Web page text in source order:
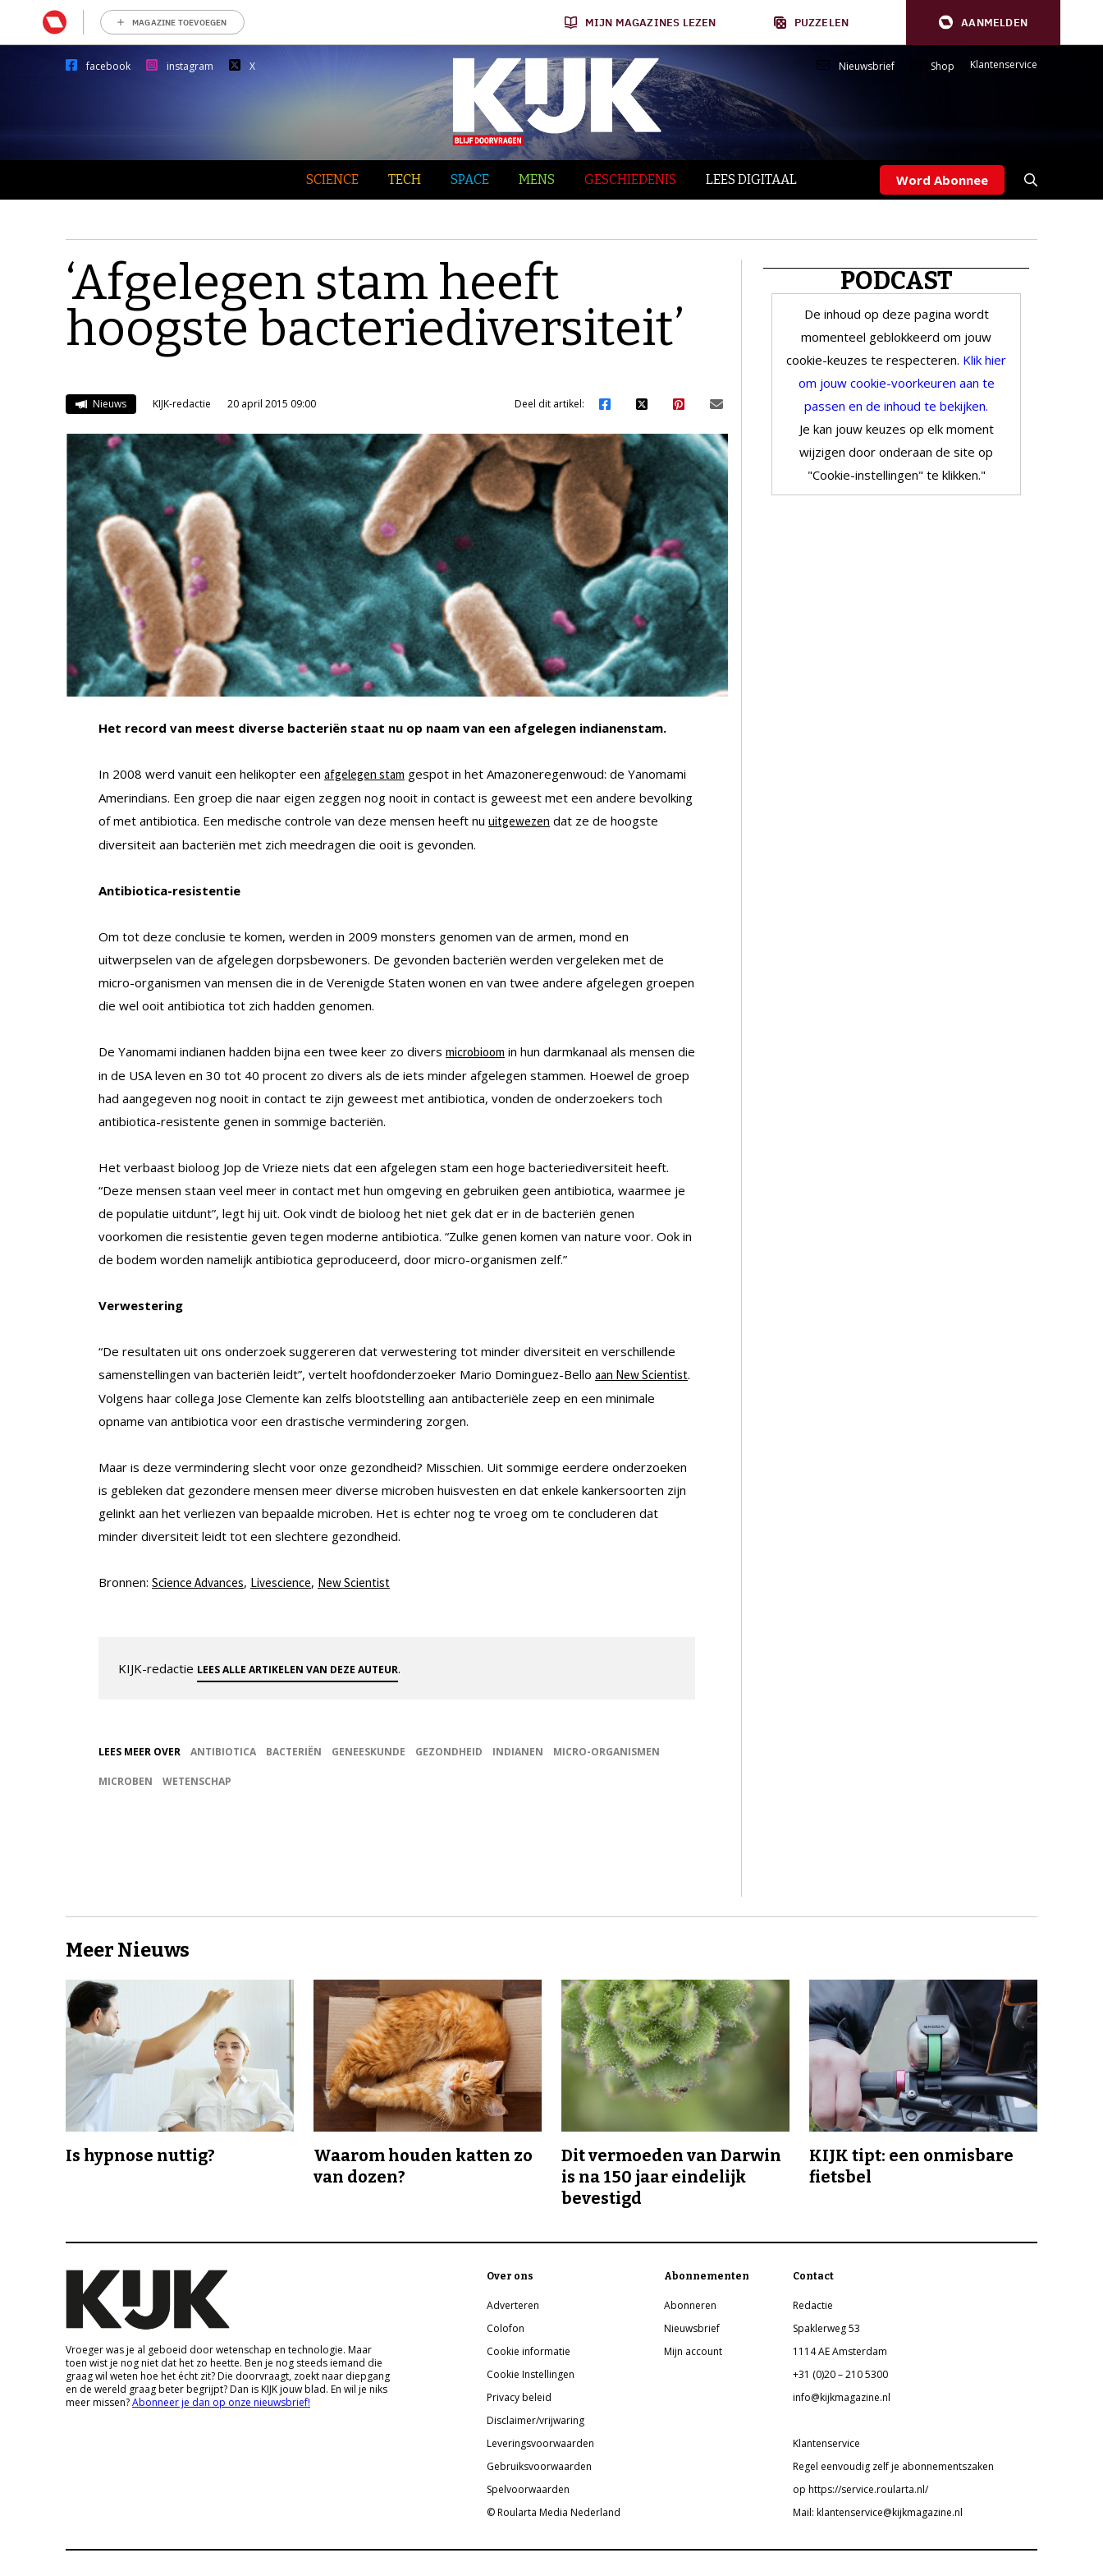
MAGAZINE TOEVOEGEN MIJN MAGAZINES LEZEN PUZZELEN AANMELDEN
facebook instagram X Nieuwsbrief Shop Klantenservice
SCIENCE TECH SPACE MENS GESCHIEDENIS LEES DIGITAAL Word Abonnee
‘Afgelegen stam heeft
hoogste bacteriediversiteit’
Nieuws KIJK-redactie 20 april 2015 09:00 Deel dit artikel:
Het record van meest diverse bacteriën staat nu op naam van een afgelegen indianenstam.
In 2008 werd vanuit een helikopter een afgelegen stam gespot in het Amazoneregenwoud: de Yanomami
Amerindians. Een groep die naar eigen zeggen nog nooit in contact is geweest met een andere bevolking
of met antibiotica. Een medische controle van deze mensen heeft nu uitgewezen dat ze de hoogste
diversiteit aan bacteriën met zich meedragen die ooit is gevonden.
Antibiotica-resistentie
Om tot deze conclusie te komen, werden in 2009 monsters genomen van de armen, mond en
uitwerpselen van de afgelegen dorpsbewoners. De gevonden bacteriën werden vergeleken met de
micro-organismen van mensen die in de Verenigde Staten wonen en van twee andere afgelegen groepen
die wel ooit antibiotica tot zich hadden genomen.
De Yanomami indianen hadden bijna een twee keer zo divers microbioom in hun darmkanaal als mensen die
in de USA leven en 30 tot 40 procent zo divers als de iets minder afgelegen stammen. Hoewel de groep
had aangegeven nog nooit in contact te zijn geweest met antibiotica, vonden de onderzoekers toch
antibiotica-resistente genen in sommige bacteriën.
Het verbaast bioloog Jop de Vrieze niets dat een afgelegen stam een hoge bacteriediversiteit heeft.
“Deze mensen staan veel meer in contact met hun omgeving en gebruiken geen antibiotica, waarmee je
de populatie uitdunt”, legt hij uit. Ook vindt de bioloog het niet gek dat er in de bacteriën genen
voorkomen die resistentie geven tegen moderne antibiotica. “Zulke genen komen van nature voor. Ook in
de bodem worden namelijk antibiotica geproduceerd, door micro-organismen zelf.”
Verwestering
“De resultaten uit ons onderzoek suggereren dat verwestering tot minder diversiteit en verschillende
samenstellingen van bacteriën leidt”, vertelt hoofdonderzoeker Mario Dominguez-Bello aan New Scientist.
Volgens haar collega Jose Clemente kan zelfs blootstelling aan antibacteriële zeep en een minimale
opname van antibiotica voor een drastische vermindering zorgen.
Maar is deze vermindering slecht voor onze gezondheid? Misschien. Uit sommige eerdere onderzoeken
is gebleken dat gezondere mensen meer diverse microben huisvesten en dat enkele kankersoorten zijn
gelinkt aan het verliezen van bepaalde microben. Het is echter nog te vroeg om te concluderen dat
minder diversiteit leidt tot een slechtere gezondheid.
Bronnen: Science Advances, Livescience, New Scientist
KIJK-redactie LEES ALLE ARTIKELEN VAN DEZE AUTEUR.
LEES MEER OVER ANTIBIOTICA BACTERIËN GENEESKUNDE GEZONDHEID INDIANEN MICRO-ORGANISMEN
MICROBEN WETENSCHAP
PODCAST
De inhoud op deze pagina wordt
momenteel geblokkeerd om jouw
cookie-keuzes te respecteren. Klik hier
om jouw cookie-voorkeuren aan te
passen en de inhoud te bekijken.
Je kan jouw keuzes op elk moment
wijzigen door onderaan de site op
"Cookie-instellingen" te klikken."
Meer Nieuws
Is hypnose nuttig?
Waarom houden katten zo
van dozen?
Dit vermoeden van Darwin
is na 150 jaar eindelijk
bevestigd
KIJK tipt: een onmisbare
fietsbel
Vroeger was je al geboeid door wetenschap en technologie. Maar
toen wist je nog niet dat het zo heette. Ben je nog steeds iemand die
graag wil weten hoe het écht zit? Die doorvraagt, zoekt naar diepgang
en de wereld graag beter begrijpt? Dan is KIJK jouw blad. En wil je niks
meer missen?Abonneer je dan op onze nieuwsbrief!
Over ons
Adverteren
Colofon
Cookie informatie
Cookie Instellingen
Privacy beleid
Disclaimer/vrijwaring
Leveringsvoorwaarden
Gebruiksvoorwaarden
Spelvoorwaarden
© Roularta Media Nederland
Abonnementen
Abonneren
Nieuwsbrief
Mijn account
Contact
Redactie
Spaklerweg 53
1114 AE Amsterdam
+31 (0)20 – 210 5300
info@kijkmagazine.nl
Klantenservice
Regel eenvoudig zelf je abonnementszaken
op https://service.roularta.nl/
Mail: klantenservice@kijkmagazine.nl